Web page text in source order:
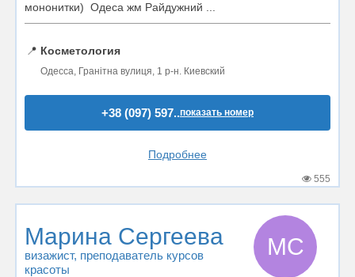
мононитки) Одеса жм Райдужний ...
📍 Косметология
Одесса, Гранітна вулиця, 1 р-н. Киевский
+38 (097) 597..показать номер
Подробнее
555
Марина Сергеева
визажист, преподаватель курсов
красоты
МС